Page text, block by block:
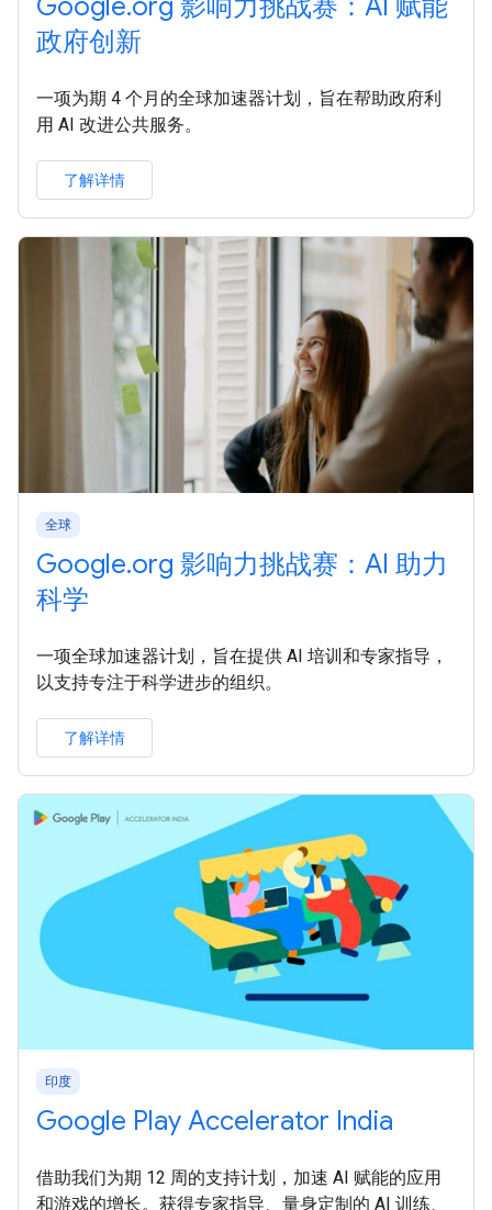
政府创新
一项为期 4 个月的全球加速器计划，旨在帮助政府利
用 AI 改进公共服务。
了解详情
全球
Google.org 影响力挑战赛：AI 助力
科学
一项全球加速器计划，旨在提供 AI 培训和专家指导，
以支持专注于科学进步的组织。
了解详情
印度
Google Play Accelerator India
借助我们为期 12 周的支持计划，加速 AI 赋能的应用
和游戏的增长。获得专家指导、量身定制的 AI 训练、